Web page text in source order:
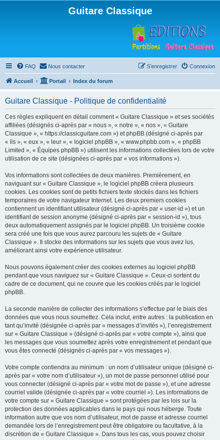
Guitare Classique
FAQ Nous contacter Connexion
S’enregistrer
Accueil Portail Index du forum
Guitare Classique - Politique de confidentialité
Ces règles expliquent en détail comment « Guitare Classique » et ses sociétés
affiliées (désignés ci-après par « nous », « notre », « nos », « Guitare
Classique », « https://classicguitare.com ») et phpBB (désigné ci-après par
« ils », « eux », « leur », « logiciel phpBB », « www.phpbb.com », « phpBB
Limited », « Équipes phpBB ») utilisent les informations collectées lors de votre
utilisation de ce site (désignées ci-après par « vos informations »).
Vos informations sont collectées de deux manières. Premièrement, en
naviguant sur « Guitare Classique », le logiciel phpBB créera plusieurs
cookies. Les cookies sont de petits fichiers texte stockés dans les fichiers
temporaires de votre navigateur Internet. Les deux premiers cookies
contiennent un identifiant utilisateur (désigné ci-après par « user-id ») et un
identifiant de session anonyme (désigné ci-après par « session-id »), tous
deux automatiquement assignés par le logiciel phpBB. Un troisième cookie
sera créé une fois que vous aurez parcouru les sujets de « Guitare
Classique ». Il stocke des informations sur les sujets que vous avez lus,
améliorant ainsi votre expérience utilisateur.
Nous pouvons également créer des cookies externes au logiciel phpBB
pendant que vous naviguez sur « Guitare Classique ». Ceux-ci sortent du
cadre de ce document, qui ne couvre que les cookies créés par le logiciel
phpBB.
La seconde manière de collecter des informations s’effectue par le biais des
données que vous nous soumettez. Cela inclut, entre autres : la publication en
tant qu’invité (désignée ci-après par « messages d’invités »), l’enregistrement
sur « Guitare Classique » (désigné ci-après par « votre compte »), ainsi que
les messages que vous soumettez après votre enregistrement et pendant que
vous êtes connecté (désignés ci-après par « vos messages »).
Votre compte contiendra au minimum : un nom d’utilisateur unique (désigné ci-
après par « votre nom d’utilisateur »), un mot de passe personnel utilisé pour
vous connecter (désigné ci-après par « votre mot de passe »), et une adresse
courriel valide (désignée ci-après par « votre courriel »). Les informations de
votre compte sur « Guitare Classique » sont protégées par les lois sur la
protection des données applicables dans le pays qui nous héberge. Toute
information autre que vos nom d’utilisateur, mot de passe et adresse courriel
demandée lors de l’enregistrement peut être obligatoire ou facultative, à la
discrétion de « Guitare Classique ». Dans tous les cas, vous pouvez choisir